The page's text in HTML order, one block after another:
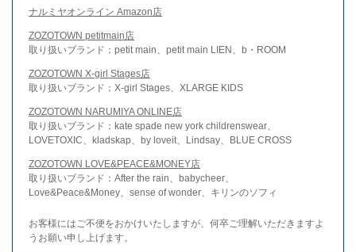
ナルミヤオンライン Amazon店
ZOZOTOWN petitmain店
取り扱いブランド：petit main、petit main LIEN、b・ROOM
ZOZOTOWN X-girl Stages店
取り扱いブランド：X-girl Stages、XLARGE KIDS
ZOZOTOWN NARUMIYA ONLINE店
取り扱いブランド：kate spade new york childrenswear、
LOVETOXIC、kladskap、by loveit、Lindsay、BLUE CROSS
ZOZOTOWN LOVE&PEACE&MONEY店
取り扱いブランド：After the rain、babycheer、
Love&Peace&Money、sense of wonder、キリンのソフィ
お客様にはご不便をおかけいたしますが、何卒ご理解いただきますよ
うお願い申し上げます。